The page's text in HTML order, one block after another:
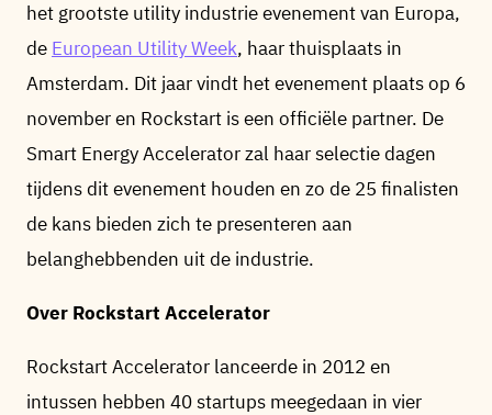
het grootste utility industrie evenement van Europa,
de European Utility Week, haar thuisplaats in
Amsterdam. Dit jaar vindt het evenement plaats op 6
november en Rockstart is een officiële partner. De
Smart Energy Accelerator zal haar selectie dagen
tijdens dit evenement houden en zo de 25 finalisten
de kans bieden zich te presenteren aan
belanghebbenden uit de industrie.
Over Rockstart Accelerator
Rockstart Accelerator lanceerde in 2012 en
intussen hebben 40 startups meegedaan in vier